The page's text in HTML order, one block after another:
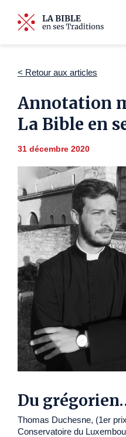
< Retour aux articles
Annotation
La Bible en
31 décembre 2020
Du
Thomas Duchesne, (1er
Conservatoire du